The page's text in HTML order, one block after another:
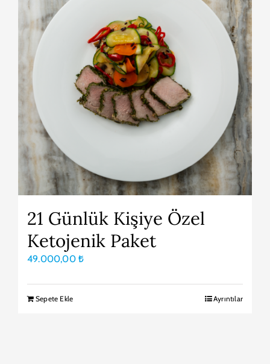
21 Günlük Kişiye Özel
Ketojenik Paket
49.000,00 ₺
Sepete Ekle Ayrıntılar